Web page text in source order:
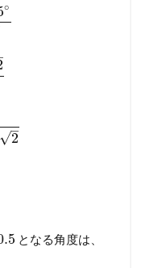
∘
2
–
√
となる角度は、